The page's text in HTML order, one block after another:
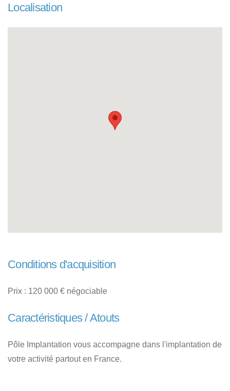
Localisation
Conditions d'acquisition
Prix : 120 000 € négociable
Caractéristiques / Atouts
Pôle Implantation vous accompagne dans l'implantation de
votre activité partout en France.